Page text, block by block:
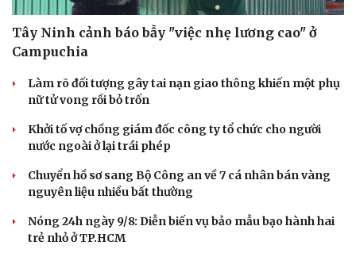
Tây Ninh cảnh báo bẫy "việc nhẹ lương cao" ở
Campuchia
Làm rõ đối tượng gây tai nạn giao thông khiến một phụ
nữ tử vong rồi bỏ trốn
Khởi tố vợ chồng giám đốc công ty tổ chức cho người
nước ngoài ở lại trái phép
Chuyển hồ sơ sang Bộ Công an về 7 cá nhân bán vàng
nguyên liệu nhiều bất thường
Nóng 24h ngày 9/8: Diễn biến vụ bảo mẫu bạo hành hai
trẻ nhỏ ở TP.HCM